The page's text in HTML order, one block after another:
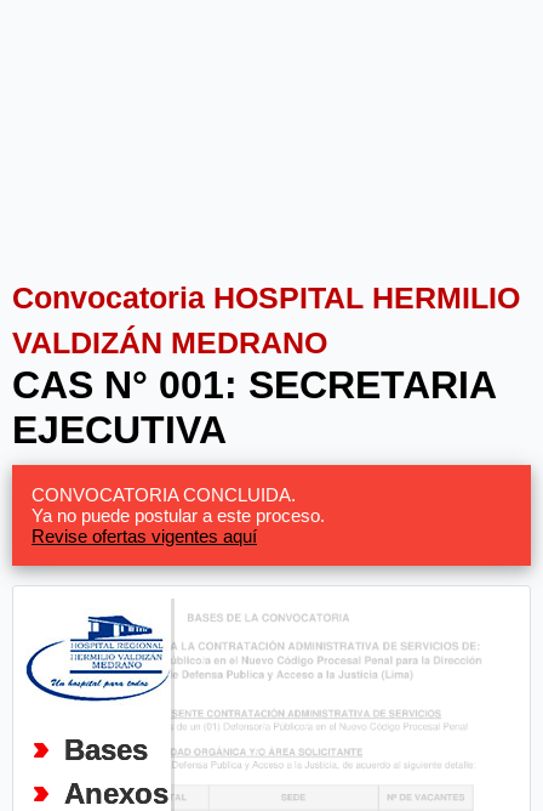
Convocatoria HOSPITAL HERMILIO
VALDIZÁN MEDRANO
CAS N° 001: SECRETARIA
EJECUTIVA
CONVOCATORIA CONCLUIDA.
Ya no puede postular a este proceso.
Revise ofertas vigentes aquí
Bases
Anexos